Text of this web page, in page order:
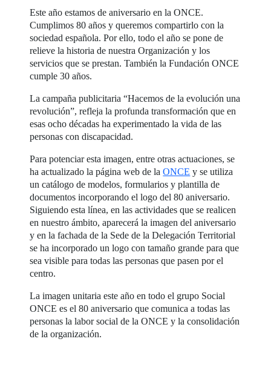
Este año estamos de aniversario en la ONCE.
Cumplimos 80 años y queremos compartirlo con la
sociedad española. Por ello, todo el año se pone de
relieve la historia de nuestra Organización y los
servicios que se prestan. También la Fundación ONCE
cumple 30 años.
La campaña publicitaria “Hacemos de la evolución una
revolución”, refleja la profunda transformación que en
esas ocho décadas ha experimentado la vida de las
personas con discapacidad.
Para potenciar esta imagen, entre otras actuaciones, se
ha actualizado la página web de laONCE y se utiliza
un catálogo de modelos, formularios y plantilla de
documentos incorporando el logo del 80 aniversario.
Siguiendo esta línea, en las actividades que se realicen
en nuestro ámbito, aparecerá la imagen del aniversario
y en la fachada de la Sede de la Delegación Territorial
se ha incorporado un logo con tamaño grande para que
sea visible para todas las personas que pasen por el
centro.
La imagen unitaria este año en todo el grupo Social
ONCE es el 80 aniversario que comunica a todas las
personas la labor social de la ONCE y la consolidación
de la organización.